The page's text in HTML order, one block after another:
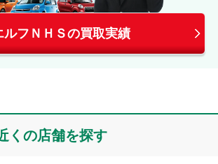
ルフＮＨＳの買取実績
くの店舗を探す